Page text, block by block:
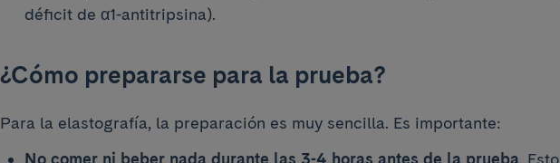
déficit de α1-antitripsina).
¿Cómo prepararse para la prueba?
Para la elastografía, la preparación es muy sencilla. Es importante:
No comer ni beber nada durante las 3-4 horas antes de la prueba. Esto